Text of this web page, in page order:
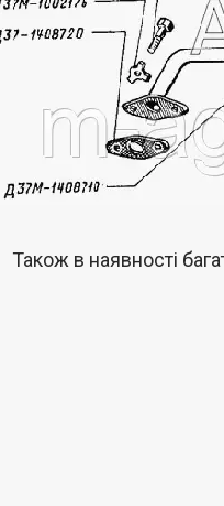
Також в наявності